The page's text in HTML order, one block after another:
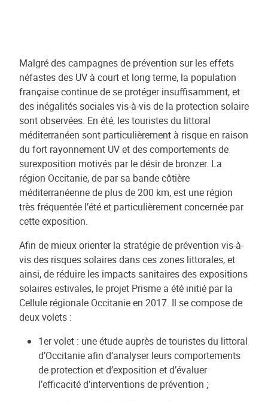
Malgré des campagnes de prévention sur les effets
néfastes des UV à court et long terme, la population
française continue de se protéger insuffisamment, et
des inégalités sociales vis-à-vis de la protection solaire
sont observées. En été, les touristes du littoral
méditerranéen sont particulièrement à risque en raison
du fort rayonnement UV et des comportements de
surexposition motivés par le désir de bronzer. La
région Occitanie, de par sa bande côtière
méditerranéenne de plus de 200 km, est une région
très fréquentée l’été et particulièrement concernée par
cette exposition.
Afin de mieux orienter la stratégie de prévention vis-à-
vis des risques solaires dans ces zones littorales, et
ainsi, de réduire les impacts sanitaires des expositions
solaires estivales, le projet Prisme a été initié par la
Cellule régionale Occitanie en 2017. Il se compose de
deux volets :
1er volet : une étude auprès de touristes du littoral
d’Occitanie afin d’analyser leurs comportements
de protection et d’exposition et d’évaluer
l’efficacité d’interventions de prévention ;